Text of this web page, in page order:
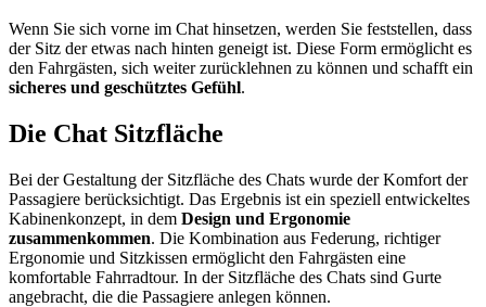
Wenn Sie sich vorne im Chat hinsetzen, werden Sie feststellen, dass
der Sitz der etwas nach hinten geneigt ist. Diese Form ermöglicht es
den Fahrgästen, sich weiter zurücklehnen zu können und schafft ein
sicheres und geschütztes Gefühl.
Die Chat Sitzfläche
Bei der Gestaltung der Sitzfläche des Chats wurde der Komfort der
Passagiere berücksichtigt. Das Ergebnis ist ein speziell entwickeltes
Kabinenkonzept, in dem Design und Ergonomie
zusammenkommen. Die Kombination aus Federung, richtiger
Ergonomie und Sitzkissen ermöglicht den Fahrgästen eine
komfortable Fahrradtour. In der Sitzfläche des Chats sind Gurte
angebracht, die die Passagiere anlegen können.